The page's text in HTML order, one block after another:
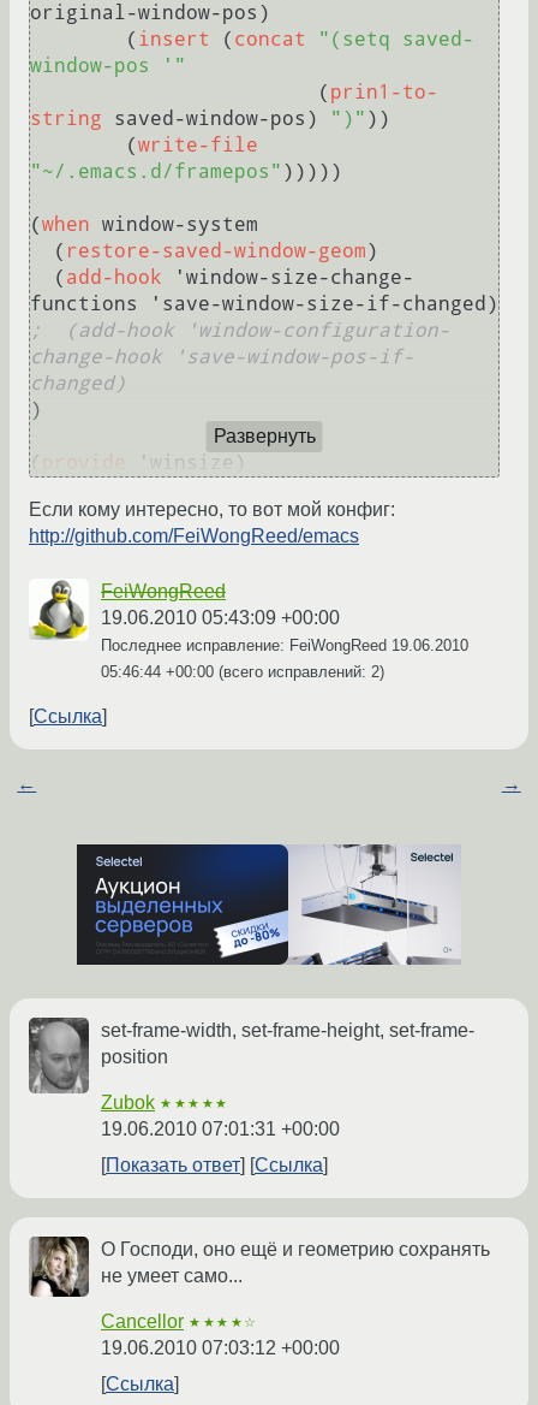
original-window-pos)
        (
insert ( concat
"(setq saved-
window-pos '"
                        (
prin1-to-
string saved-window-pos) ")" ))
        (
write-file
"~/.emacs.d/framepos" )))))
(when window-system
  (
restore-saved-window-geom)
  (
add-hook 'window-size-change-
;  (add-hook 'window-configuration-
change-hook 'save-window-pos-if-
changed)
)
( provide
Развернуть
Если кому интересно, то вот мой конфиг:
http://github.com/FeiWongReed/emacs
FeiWongReed
19.06.2010 05:43:09 +00:00
Последнее исправление: FeiWongReed 19.06.2010
05:46:44 +00:00 (всего исправлений: 2)
Ссылка
← →
set-frame-width, set-frame-height, set-frame-
position
Zubok ★★★★★
19.06.2010 07:01:31 +00:00
Показать ответ
Ссылка
О Господи, оно ещё и геометрию сохранять
не умеет само...
Cancellor ★★★★☆
19.06.2010 07:03:12 +00:00
Ссылка